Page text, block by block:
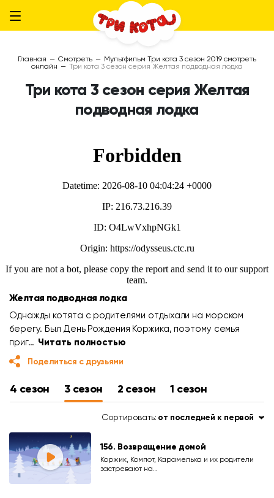
Главная — Смотреть — Мультфильм Три кота 3 сезон 2019 смотреть
онлайн — Три кота 3 сезон серия Желтая подводная лодка
Три кота 3 сезон серия Желтая
подводная лодка
Желтая подводная лодка
Однажды котята с родителями отдыхали на морском
берегу. Был День Рождения Коржика, поэтому семья
приг… Читать полностью
Поделиться с друзьями
4 сезон 3 сезон 2 сезон 1 сезон
Сортировать: от последней к первой
156. Возвращение домой
Коржик, Компот, Карамелька и их родители
застревают на…